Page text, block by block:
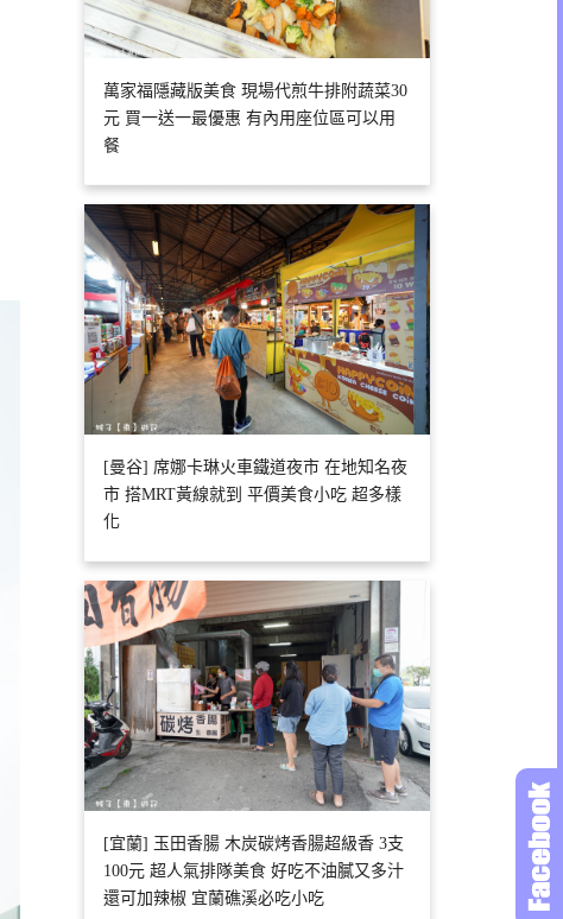
萬家福隱藏版美食 現場代煎牛排附蔬菜30
元 買一送一最優惠 有內用座位區可以用
餐
[曼谷] 席娜卡琳火車鐵道夜市 在地知名夜
市 搭MRT黃線就到 平價美食小吃 超多樣
化
[宜蘭] 玉田香腸 木炭碳烤香腸超級香 3支
100元 超人氣排隊美食 好吃不油膩又多汁
還可加辣椒 宜蘭礁溪必吃小吃